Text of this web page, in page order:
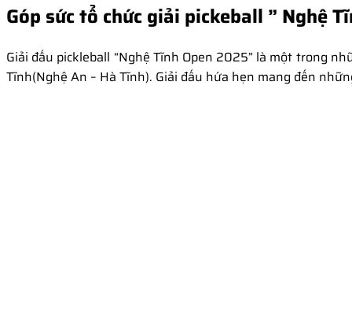
Góp sức tổ chức giải pickeball ” Nghệ
Giải đấu pickleball “Nghệ Tĩnh Open 2025” là một trong
Tĩnh(Nghệ An – Hà Tĩnh). Giải đấu hứa hẹn mang đến